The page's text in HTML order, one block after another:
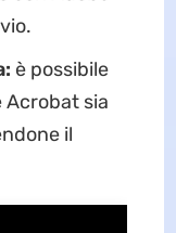
è possibile
Acrobat sia
il